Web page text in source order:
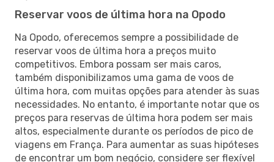
Reservar voos de última hora na Opodo
Na Opodo, oferecemos sempre a possibilidade de
reservar voos de última hora a preços muito
competitivos. Embora possam ser mais caros,
também disponibilizamos uma gama de voos de
última hora, com muitas opções para atender às suas
necessidades. No entanto, é importante notar que os
preços para reservas de última hora podem ser mais
altos, especialmente durante os períodos de pico de
viagens em França. Para aumentar as suas hipóteses
de encontrar um bom negócio, considere ser flexível